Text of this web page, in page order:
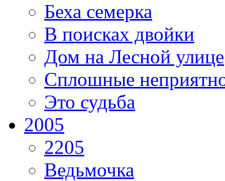
Беха семерка
В поисках двойки
Дом на Лесной улице
Сплошные
Это судьба
2005
2205
Ведьмочка